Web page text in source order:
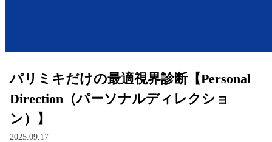
サングラス
補聴器
コンタクトレンズ
パリミキだけの最適視界診断【Personal
Direction（パーソナルディレクショ
ン）】
2025.09.17